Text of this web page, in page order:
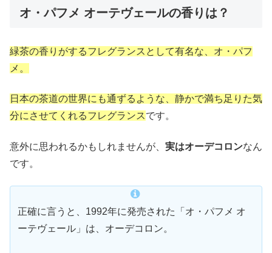
オ・パフメ オーテヴェールの香りは？
緑茶の香りがするフレグランスとして有名な、オ・パフ
メ。
日本の茶道の世界にも通ずるような、静かで満ち足りた気
分にさせてくれるフレグランスです。
意外に思われるかもしれませんが、 実はオーデコロンなん
です。
正確に言うと、1992年に発売された「オ・パフメ オ
ーテヴェール」は、オーデコロン。